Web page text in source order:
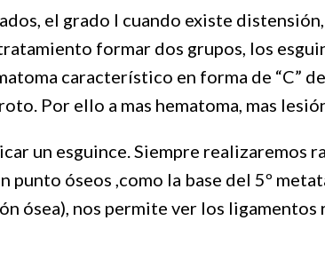
el grado I cuando existe
formar dos grupos, los
característico en forma de “C”
Por ello a mas hematoma, mas
un esguince. Siempre realizaremos
óseos ,como la base del 5º
ósea), nos permite ver los